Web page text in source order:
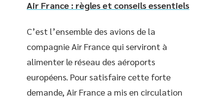
Air France : règles et conseils essentiels
C’est l’ensemble des avions de la
compagnie Air France qui serviront à
alimenter le réseau des aéroports
européens. Pour satisfaire cette forte
demande, Air France a mis en circulation